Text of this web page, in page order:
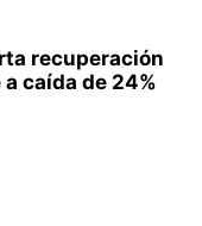
recuperación
caída de 24%